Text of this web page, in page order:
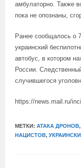
амбулаторно. Также
пока не опознаны,
Ранее сообщалось о
украинский
автобус, в котором
России.
случившегося
https://news.mail.ru/
МЕТКИ:АТАКА ДРОНОВ,
НАЦИСТОВ,